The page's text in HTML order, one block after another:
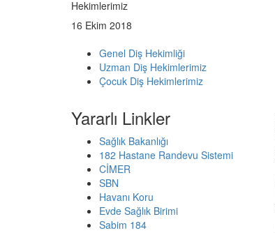
Hekimlerimiz
16 Ekim 2018
Genel Diş Hekimliği
Uzman Diş Hekimlerimiz
Çocuk Diş Hekimlerimiz
Yararlı Linkler
Sağlık Bakanlığı
182 Hastane Randevu Sistemi
CİMER
SBN
Havanı Koru
Evde Sağlık Birimi
Sabim 184